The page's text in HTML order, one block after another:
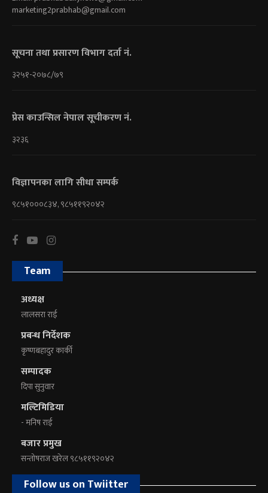
marketing2prabhab@gmail.com
सूचना तथा प्रसारण विभाग दर्ता नं.
३२५१-२०७८/७९
प्रेस काउन्सिल नेपाल सूचीकरण नं.
३२३६
विज्ञापनका लागि सीधा सम्पर्क
९८५१०००८३४, ९८५११९२०४२
Team
अध्यक्ष
लालसरा राई
प्रबन्ध निर्देशक
कृष्णबहादुर कार्की
सम्पादक
दिपा सुनुवार
मल्टिमिडिया
- मनिष राई
बजार प्रमुख
सन्तोषराज खरेल ९८५११९२०४२
Follow us on Twiitter